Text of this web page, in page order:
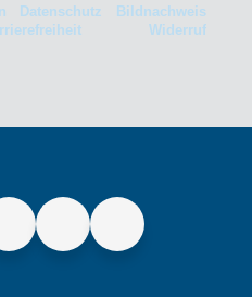
Datenschutz
Bildnachweis
Widerruf